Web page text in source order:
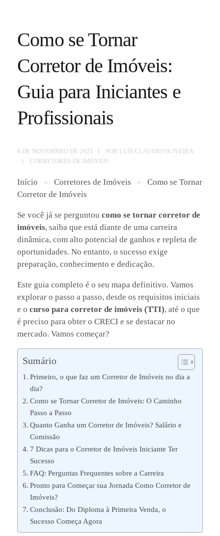
Como se Tornar
Corretor de Imóveis:
Guia para Iniciantes e
Profissionais
6 DE NOVEMBRO DE 2025 POR LUÍS CLÁUDIO OLIVEIRA
CORRETORES DE IMÓVEIS
Início » Corretores de Imóveis »
Como se Tornar
Corretor de Imóveis
Se você já se perguntou como se tornar corretor de
imóveis, saiba que está diante de uma carreira
dinâmica, com alto potencial de ganhos e repleta de
oportunidades. No entanto, o sucesso exige
preparação, conhecimento e dedicação.
Este guia completo é o seu mapa definitivo. Vamos
explorar o passo a passo, desde os requisitos iniciais
e o curso para corretor de imóveis (TTI), até o que
é preciso para obter o CRECI e se destacar no
mercado. Vamos começar?
Sumário
Primeiro, o que faz um Corretor de Imóveis no dia a
dia?
Como se Tornar Corretor de Imóveis: O Caminho
Passo a Passo
Quanto Ganha um Corretor de Imóveis? Salário e
Comissão
7 Dicas para o Corretor de Imóveis Iniciante Ter
Sucesso
FAQ: Perguntas Frequentes sobre a Carreira
Pronto para Começar sua Jornada Como Corretor de
Imóveis?
Conclusão: Do Diploma à Primeira Venda, o
Sucesso Começa Agora